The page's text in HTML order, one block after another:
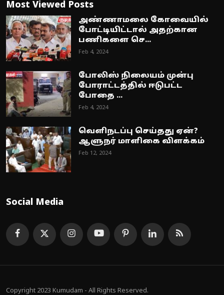
Most Viewed Posts
அண்ணாமலை கோவையில்
போட்டியிட்டால் அதற்கான
பணிகளை செ...
Feb 4, 2024
போலிஸ் நிலையம் முன்பு
போராட்டத்தில் ஈடுபட்ட
போதை ...
Feb 4, 2024
வெளிநடப்பு செய்தது ஏன்?
ஆளுநர் மாளிகை விளக்கம்
Feb 12, 2024
Social Media
Copyright 2023 Kumudam - All Rights Reserved.